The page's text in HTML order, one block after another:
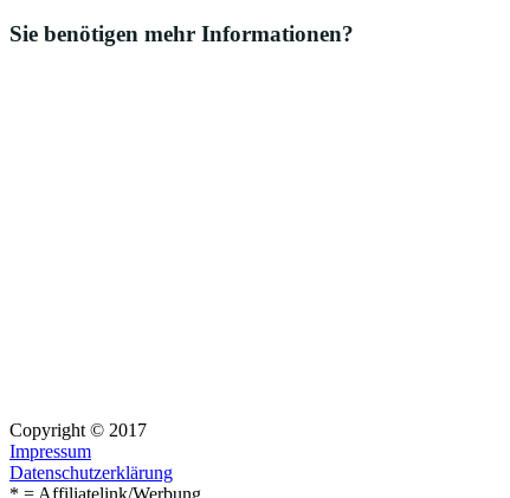
Sie benötigen mehr Informationen?
Copyright © 2017
Impressum
Datenschutzerklärung
* = Affiliatelink/Werbung